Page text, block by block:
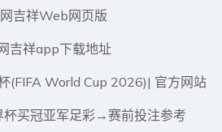
吉祥Web网页版
吉祥app下载地址
(FIFA World Cup 2026)| 官方网站
买冠亚军足彩→赛前投注参考